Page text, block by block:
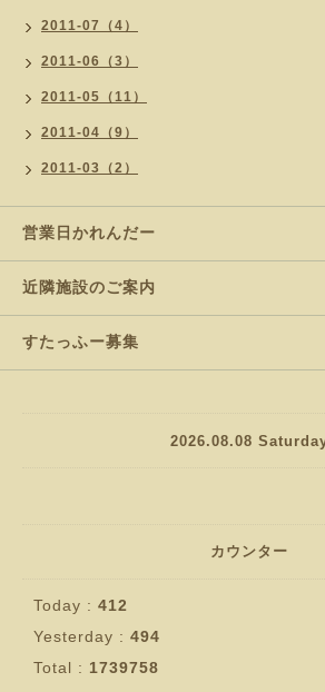
2011-07（4）
2011-06（3）
2011-05（11）
2011-04（9）
2011-03（2）
営業日かれんだー
近隣施設のご案内
すたっふー募集
2026.08.08
カウンター
Today : 412
Yesterday : 494
Total : 1739758